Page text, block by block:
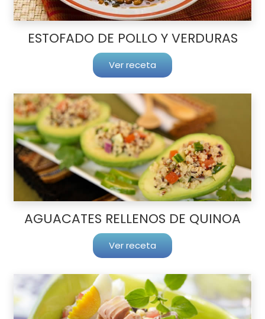
ESTOFADO DE POLLO Y VERDURAS
Ver receta
AGUACATES RELLENOS DE QUINOA
Ver receta